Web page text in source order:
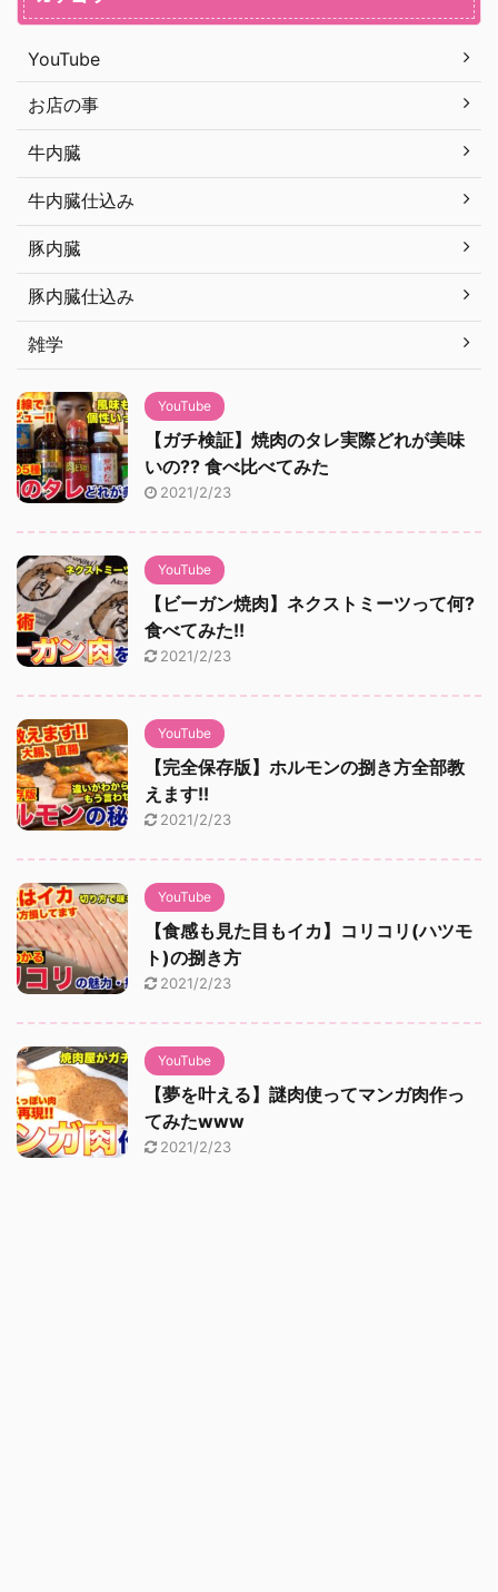
YouTube
お店の事
牛内臓
牛内臓仕込み
豚内臓
豚内臓仕込み
雑学
YouTube
【ガチ検証】焼肉のタレ実際どれが美味
いの?? 食べ比べてみた
2021/2/23
YouTube
【ビーガン焼肉】ネクストミーツって何?
食べてみた!!
2021/2/23
YouTube
【完全保存版】ホルモンの捌き方全部教
えます!!
2021/2/23
YouTube
【食感も見た目もイカ】コリコリ(ハツモ
ト)の捌き方
2021/2/23
YouTube
【夢を叶える】謎肉使ってマンガ肉作っ
てみたwww
2021/2/23